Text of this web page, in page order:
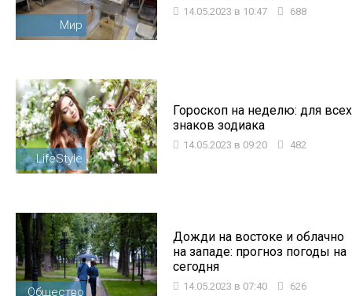
Мир
14.05.2023 в 10:47 688
LifeStyle
Гороскоп на неделю: для всех
знаков зодиака
14.05.2023 в 09:20 482
Общество
Дожди на востоке и облачно
на западе: прогноз погоды на
сегодня
14.05.2023 в 07:40 626